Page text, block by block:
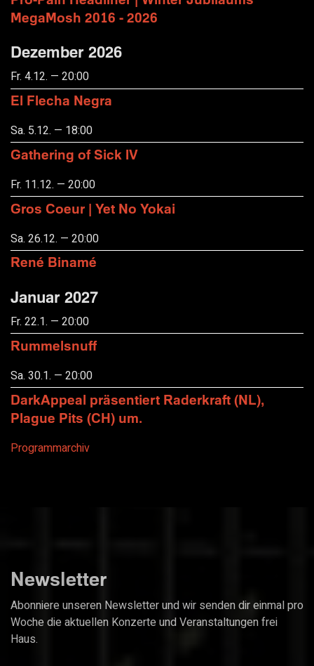
MegaMosh 2016 - 2026
Dezember 2026
Fr. 4.12. — 20:00
El Flecha Negra
Sa. 5.12. — 18:00
Gathering of Sick IV
Fr. 11.12. — 20:00
Gros Coeur | Yet No Yokai
Sa. 26.12. — 20:00
René Binamé
Januar 2027
Fr. 22.1. — 20:00
Rummelsnuff
Sa. 30.1. — 20:00
DarkAppeal präsentiert Raderkraft (NL),
Plague Pits (CH) um.
Programmarchiv
Newsletter
Abonniere unseren Newsletter und wir senden dir einmal pro
Woche die aktuellen Konzerte und Veranstaltungen frei
Haus.